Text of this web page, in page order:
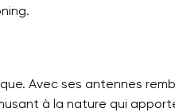
Avec ses antennes
à la nature qui